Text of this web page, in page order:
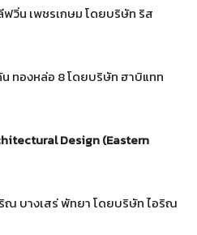
ลีฟวิ่น เพชรเกษม โดยบริษัท ริส
ด้น ทองหล่อ 8 โดยบริษัท ฮาบิแทท
Design (Eastern
ริณ บางเสร่ พัทยา โดยบริษัท ไอริณ